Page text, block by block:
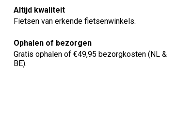
Altijd kwaliteit
Fietsen van erkende fietsenwinkels.
Ophalen of bezorgen
Gratis ophalen of €49,95 bezorgkosten (NL &
BE).